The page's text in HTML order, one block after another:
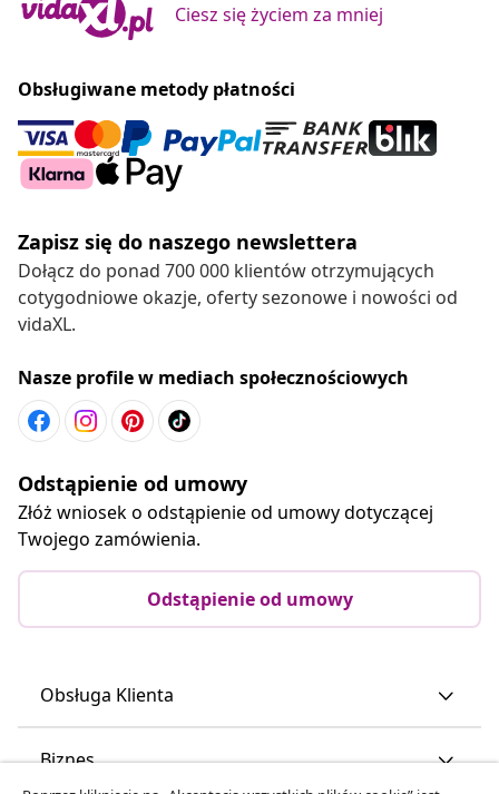
Ciesz się życiem za mniej
Obsługiwane metody płatności
Zapisz się do naszego newslettera
Dołącz do ponad 700 000 klientów otrzymujących
cotygodniowe okazje, oferty sezonowe i nowości od
vidaXL.
Nasze profile w mediach społecznościowych
Odstąpienie od umowy
Złóż wniosek o odstąpienie od umowy dotyczącej
Twojego zamówienia.
Odstąpienie od umowy
Obsługa Klienta
Biznes